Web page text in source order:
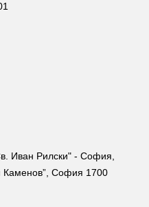
Иван Рилски" - София,
Каменов”, София 1700